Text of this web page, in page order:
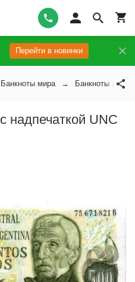
Перейти в новинки
Банкноты мира Банкноты
надпечаткой UNC